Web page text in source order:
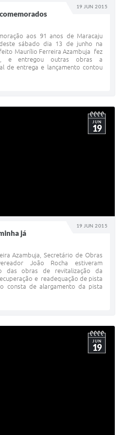
19 JUN 2015
aos 91 anos de Maracaju
sábado dia 13 de junho na
Maurílio Ferreira Azambuja fez
e entregou outras obras a
de entrega e lançamento contou
19 JUN 2015
JUN
19
já
Azambuja, Secretário de Obras
João Rocha estiveram
das obras de revitalização da
e readequação de pista
consta de alargamento da pista
JUN
19